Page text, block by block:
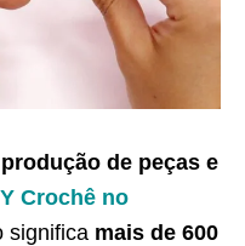
de peças e
Crochê no
significa mais de 600